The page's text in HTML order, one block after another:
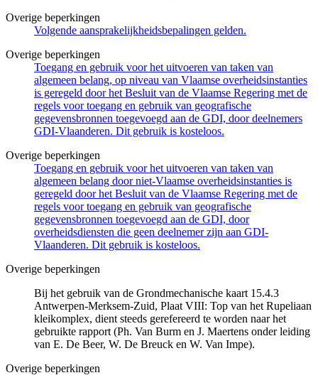
Overige beperkingen
Volgende aansprakelijkheidsbepalingen gelden.
Overige beperkingen
Toegang en gebruik voor het uitvoeren van taken van
algemeen belang, op niveau van Vlaamse overheidsinstanties
is geregeld door het Besluit van de Vlaamse Regering met de
regels voor toegang en gebruik van geografische
gegevensbronnen toegevoegd aan de GDI, door deelnemers
GDI-Vlaanderen. Dit gebruik is kosteloos.
Overige beperkingen
Toegang en gebruik voor het uitvoeren van taken van
algemeen belang door niet-Vlaamse overheidsinstanties is
geregeld door het Besluit van de Vlaamse Regering met de
regels voor toegang en gebruik van geografische
gegevensbronnen toegevoegd aan de GDI, door
overheidsdiensten die geen deelnemer zijn aan GDI-
Vlaanderen. Dit gebruik is kosteloos.
Overige beperkingen
Bij het gebruik van de Grondmechanische kaart 15.4.3
Antwerpen-Merksem-Zuid, Plaat VIII: Top van het Rupeliaan
kleikomplex, dient steeds gerefereerd te worden naar het
gebruikte rapport (Ph. Van Burm en J. Maertens onder leiding
van E. De Beer, W. De Breuck en W. Van Impe).
Overige beperkingen